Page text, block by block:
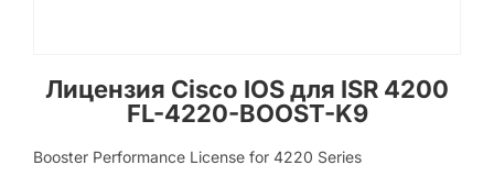
Лицензия Cisco IOS для ISR 4200
FL-4220-BOOST-K9
Booster Performance License for 4220 Series